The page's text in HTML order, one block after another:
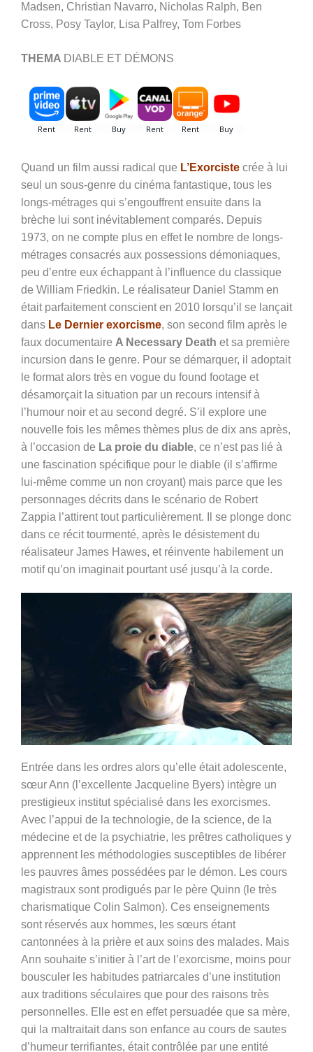
Madsen, Christian Navarro, Nicholas Ralph, Ben
Cross, Posy Taylor, Lisa Palfrey, Tom Forbes
THEMA DIABLE ET DÉMONS
Quand un film aussi radical que L’Exorciste crée à lui
seul un sous-genre du cinéma fantastique, tous les
longs-métrages qui s’engouffrent ensuite dans la
brèche lui sont inévitablement comparés. Depuis
1973, on ne compte plus en effet le nombre de longs-
métrages consacrés aux possessions démoniaques,
peu d’entre eux échappant à l’influence du classique
de William Friedkin. Le réalisateur Daniel Stamm en
était parfaitement conscient en 2010 lorsqu’il se lançait
dans Le Dernier exorcisme, son second film après le
faux documentaire A Necessary Death et sa première
incursion dans le genre. Pour se démarquer, il adoptait
le format alors très en vogue du found footage et
désamorçait la situation par un recours intensif à
l’humour noir et au second degré. S’il explore une
nouvelle fois les mêmes thèmes plus de dix ans après,
à l’occasion de La proie du diable, ce n’est pas lié à
une fascination spécifique pour le diable (il s’affirme
lui-même comme un non croyant) mais parce que les
personnages décrits dans le scénario de Robert
Zappia l’attirent tout particulièrement. Il se plonge donc
dans ce récit tourmenté, après le désistement du
réalisateur James Hawes, et réinvente habilement un
motif qu’on imaginait pourtant usé jusqu’à la corde.
Entrée dans les ordres alors qu’elle était adolescente,
sœur Ann (l’excellente Jacqueline Byers) intègre un
prestigieux institut spécialisé dans les exorcismes.
Avec l’appui de la technologie, de la science, de la
médecine et de la psychiatrie, les prêtres catholiques y
apprennent les méthodologies susceptibles de libérer
les pauvres âmes possédées par le démon. Les cours
magistraux sont prodigués par le père Quinn (le très
charismatique Colin Salmon). Ces enseignements
sont réservés aux hommes, les sœurs étant
cantonnées à la prière et aux soins des malades. Mais
Ann souhaite s’initier à l’art de l’exorcisme, moins pour
bousculer les habitudes patriarcales d’une institution
aux traditions séculaires que pour des raisons très
personnelles. Elle est en effet persuadée que sa mère,
qui la maltraitait dans son enfance au cours de sautes
d’humeur terrifiantes, était contrôlée par une entité